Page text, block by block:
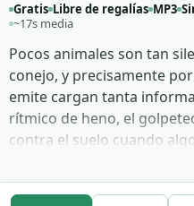
Gratis Libre de regalías MP3
~17s media
Pocos animales son tan
conejo, y precisamente
emite cargan tanta
rítmico de heno, el
contra el suelo cuando
Estas 17 grabaciones